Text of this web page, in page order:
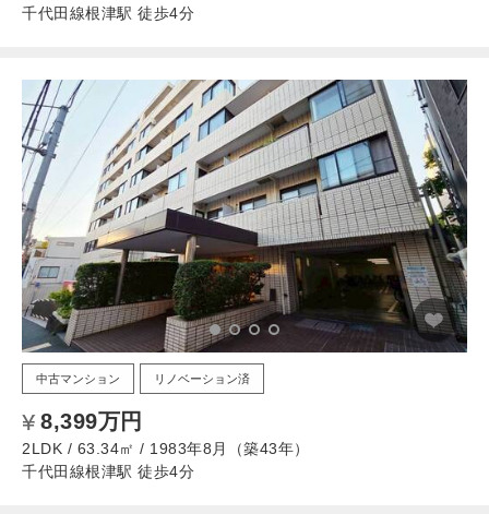
千代田線根津駅 徒歩4分
中古マンション リノベーション済
8,399万円
2LDK / 63.34㎡ / 1983年8月（築43年）
千代田線根津駅 徒歩4分